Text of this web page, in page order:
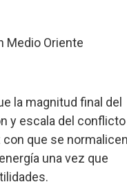
Medio Oriente
la magnitud final del
y escala del conflicto
que se
una vez que